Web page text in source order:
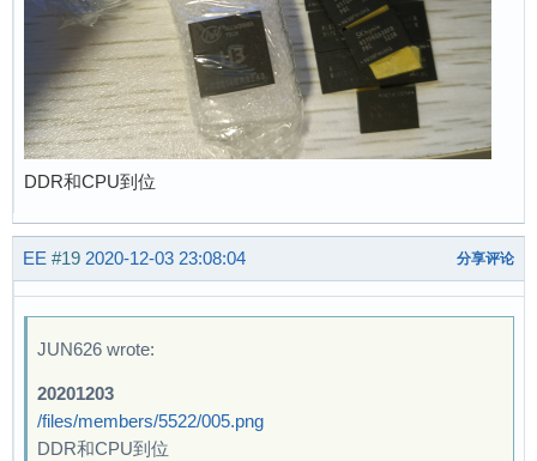
DDR和CPU到位
EE #19 2020-12-03 23:08:04 分享评论
JUN626 wrote:
20201203
/files/members/5522/005.png
DDR和CPU到位